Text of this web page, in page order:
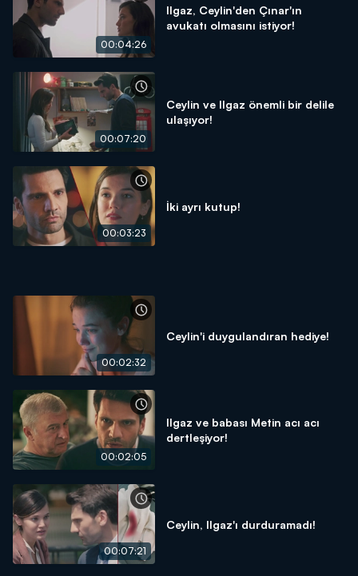
00:04:26
Ilgaz, Ceylin'den Çınar'ın
avukatı olmasını istiyor!
00:07:20
Ceylin ve Ilgaz önemli bir delile
ulaşıyor!
00:03:23
İki ayrı kutup!
00:02:32
Ceylin'i duygulandıran hediye!
00:02:05
Ilgaz ve babası Metin acı acı
dertleşiyor!
00:07:21
Ceylin, Ilgaz'ı durduramadı!